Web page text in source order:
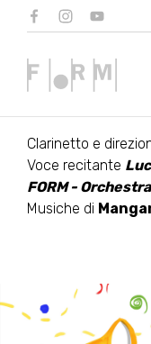
In
Clarinetto e
Voce recitante
FORM -
Musiche di